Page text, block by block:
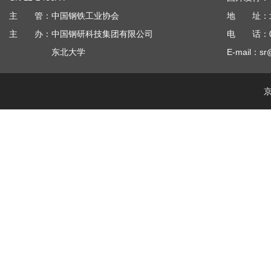
主 管：中国钢铁工业协会
主 办：中国钢研科技集团有限公司
东北大学
地 址：北
电 话：
E-mail：